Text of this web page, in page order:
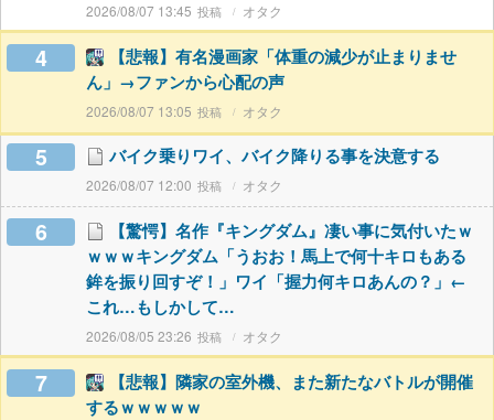
2026/08/07 13:45 オタク
4
【悲報】有名漫画家「体重の減少が止まりませ
ん」→ファンから心配の声
2026/08/07 13:05 オタク
5 バイク乗りワイ、バイク降りる事を決意する
2026/08/07 12:00 オタク
6
【驚愕】名作『キングダム』凄い事に気付いたｗ
ｗｗｗキングダム「うおお！馬上で何十キロもある
鉾を振り回すぞ！」ワイ「握力何キロあんの？」←
これ…もしかして…
2026/08/05 23:26 オタク
7
【悲報】隣家の室外機、また新たなバトルが開催
するｗｗｗｗｗ